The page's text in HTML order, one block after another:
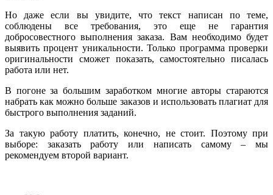
Но даже если вы увидите, что текст написан по теме,
соблюдены все требования, это еще не гарантия
добросовестного выполнения заказа. Вам необходимо будет
выявить процент уникальности. Только программа проверки
оригинальности сможет показать, самостоятельно писалась
работа или нет.
В погоне за большим заработком многие авторы стараются
набрать как можно больше заказов и использовать плагиат для
быстрого выполнения заданий.
За такую работу платить, конечно, не стоит. Поэтому при
выборе: заказать работу или написать самому – мы
рекомендуем второй вариант.